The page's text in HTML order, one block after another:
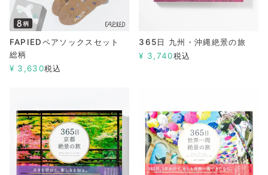
FAPIEDペアソックスセット
総柄
¥ 3,630税込
365日 九州・沖縄絶景の旅
¥ 3,740税込